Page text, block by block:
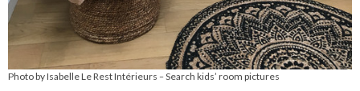
Photo by Isabelle Le Rest Intérieurs –Search kids’ room pictures